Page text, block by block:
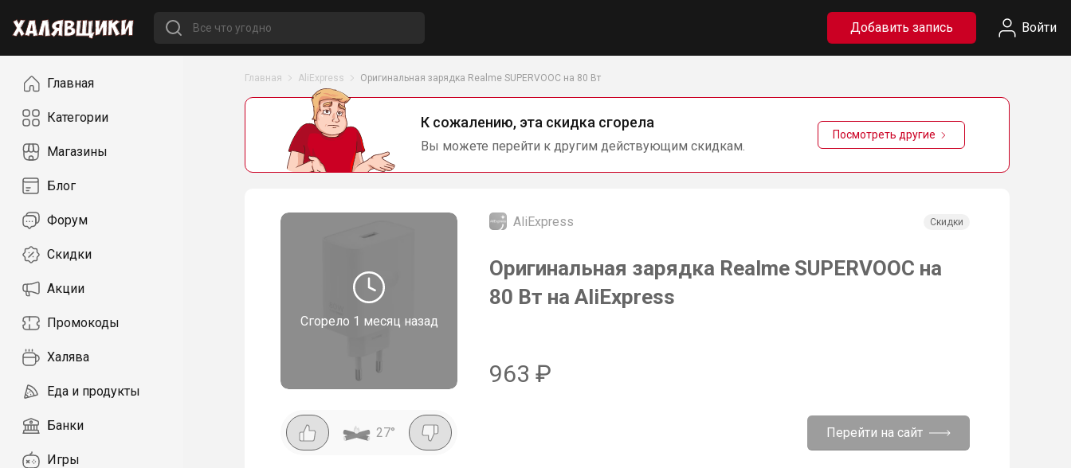
Добавить запись Войти
НавигацияГлавная
Категории
Магазины
Блог
Форум
Скидки
Акции
Промокоды
Халява
Еда и продукты
Банки
Игры
Главная AliExpress Оригинальная зарядка Realme SUPERVOOC на 80 Вт
К сожалению, эта скидка сгорела
Вы можете перейти к другим действующим скидкам.
Посмотреть другие
Сгорело 1 месяц назад
AliExpress Скидки
Оригинальная зарядка Realme SUPERVOOC на
80 Вт на AliExpress
963 ₽
27° Перейти на сайт